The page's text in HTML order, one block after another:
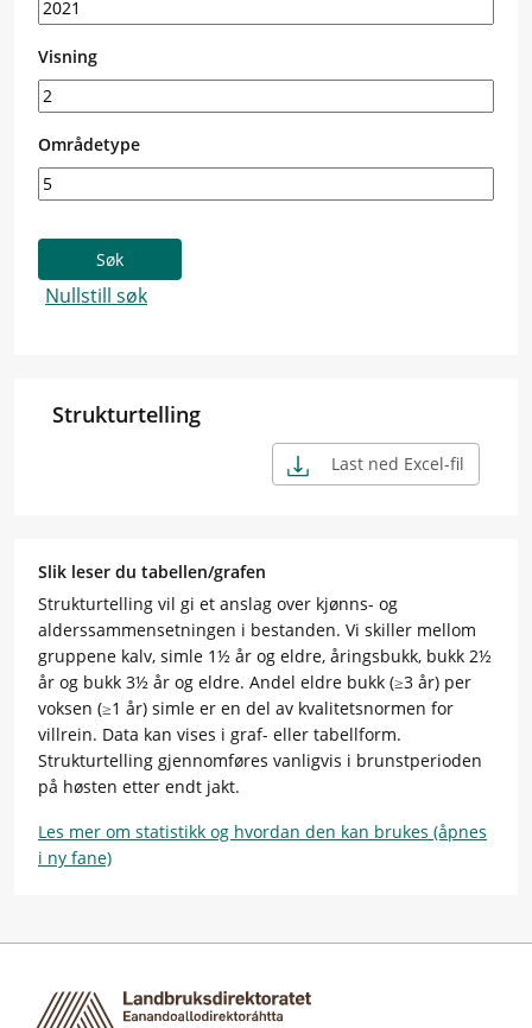
Visning
Områdetype
Strukturtelling
Last ned Excel-fil
Slik leser du tabellen/grafen
Strukturtelling vil gi et anslag over kjønns- og
alderssammensetningen i bestanden. Vi skiller mellom
gruppene kalv, simle 1½ år og eldre, åringsbukk, bukk 2½
år og bukk 3½ år og eldre. Andel eldre bukk (≥3 år) per
voksen (≥1 år) simle er en del av kvalitetsnormen for
villrein. Data kan vises i graf- eller tabellform.
Strukturtelling gjennomføres vanligvis i brunstperioden
på høsten etter endt jakt.
Les mer om statistikk og hvordan den kan brukes (åpnes
i ny fane)